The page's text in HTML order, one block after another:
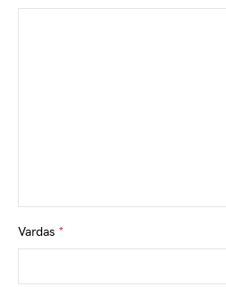
Vardas *